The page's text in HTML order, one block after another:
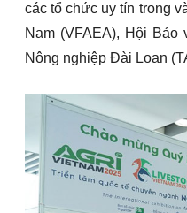
các tổ chức uy tín trong
Nam (VFAEA), Hội
Nông nghiệp Đài Loan